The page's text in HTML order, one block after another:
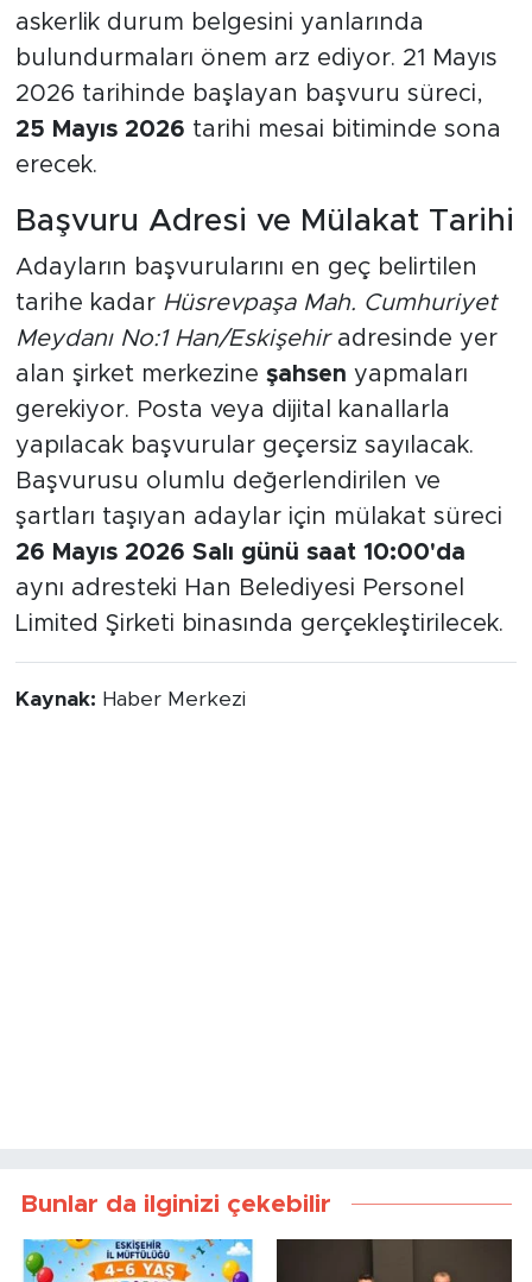
askerlik durum belgesini yanlarında
bulundurmaları önem arz ediyor. 21 Mayıs
2026 tarihinde başlayan başvuru süreci,
25 Mayıs 2026 tarihi mesai bitiminde sona
erecek.
Başvuru Adresi ve Mülakat Tarihi
Adayların başvurularını en geç belirtilen
tarihe kadar Hüsrevpaşa Mah. Cumhuriyet
Meydanı No:1 Han/Eskişehiradresinde yer
alan şirket merkezine şahsen yapmaları
gerekiyor. Posta veya dijital kanallarla
yapılacak başvurular geçersiz sayılacak.
Başvurusu olumlu değerlendirilen ve
şartları taşıyan adaylar için mülakat süreci
26 Mayıs 2026 Salı günü saat 10:00'da
aynı adresteki Han Belediyesi Personel
Limited Şirketi binasında gerçekleştirilecek.
Kaynak: Haber Merkezi
Bunlar da ilginizi çekebilir